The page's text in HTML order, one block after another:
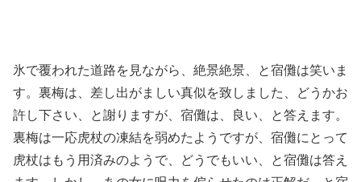
氷で覆われた道路を見ながら、絶景絶景、と宿儺は笑いま
す。裏梅は、差し出がましい真似を致しました、どうかお
許し下さい、と謝りますが、宿儺は、良い、と答えます。
裏梅は一応虎杖の凍結を弱めたようですが、宿儺にとって
虎杖はもう用済みのようで、どうでもいい、と宿儺は答え